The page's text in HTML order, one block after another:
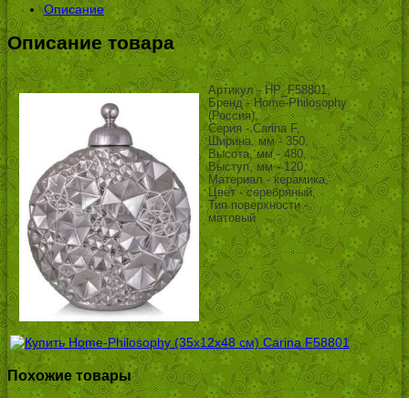
Описание
Описание товара
Артикул - HP_F58801,
Бренд - Home-Philosophy
(Россия),
Серия - Carina F,
Ширина, мм - 350,
Высота, мм - 480,
Выступ, мм - 120,
Материал - керамика,
Цвет - серебряный,
Тип поверхности -
матовый
Похожие товары